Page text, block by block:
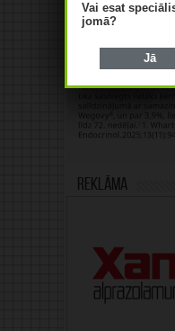
Reklāma
Vai esat
jomā?
Jā